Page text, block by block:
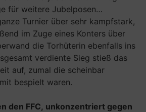
für weitere Jubelposen…
Turnier über sehr kampfstark,
im Zuge eines Konters über
die Torhüterin ebenfalls ins
verdiente Sieg stieß das
auf, zumal die scheinbar
bespielt waren.
den FFC, unkonzentriert gegen